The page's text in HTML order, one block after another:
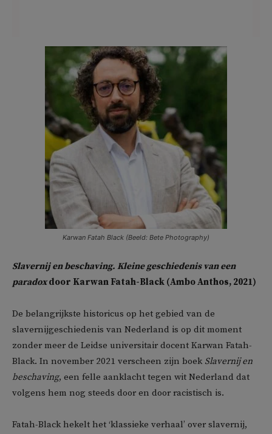
Karwan Fatah Black (Beeld: Bete Photography)
Slavernij en beschaving. Kleine geschiedenis van een
paradoxdoor Karwan Fatah-Black (Ambo Anthos, 2021)
De belangrijkste historicus op het gebied van de
slavernijgeschiedenis van Nederland is op dit moment
zonder meer de Leidse universitair docent Karwan Fatah-
Black. In november 2021 verscheen zijn boek Slavernij en
beschaving, een felle aanklacht tegen wit Nederland dat
volgens hem nog steeds door en door racistisch is.
Fatah-Black hekelt het ‘klassieke verhaal’ over slavernij,